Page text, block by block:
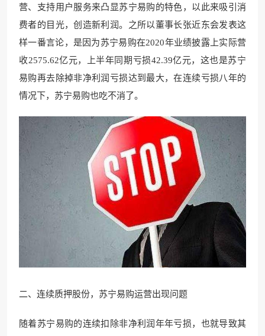
营、支持用户服务来凸显苏宁易购的特色，以此来吸引消
费者的目光，创造新利润。之所以董事长张近东会发表这
样一番言论，是因为苏宁易购在2020年业绩披露上实际营
收2575.62亿元，上半年同期亏损42.39亿元，这也是苏宁
易购再去除掉非净利润亏损达到最大，在连续亏损八年的
情况下，苏宁易购也吃不消了。
二、连续质押股份，苏宁易购运营出现问题
随着苏宁易购的连续扣除非净利润年年亏损，也就导致其